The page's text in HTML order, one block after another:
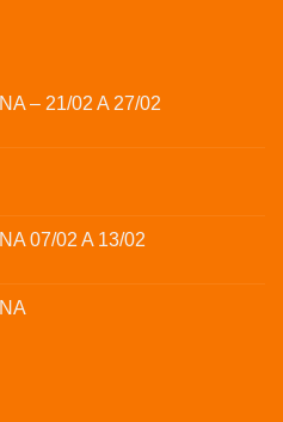
– 21/02 A 27/02
07/02 A 13/02